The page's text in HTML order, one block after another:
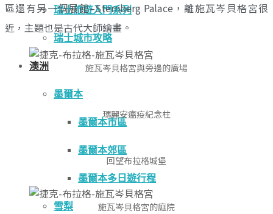
瑞士旅遊入門系列
瑞士城市攻略
澳洲
墨爾本
墨爾本市區
墨爾本郊區
墨爾本多日遊行程
雪梨
區還有另一個展館–Sternberg Palace，離施瓦岑貝格宮很
近，主題也是古代大師繪畫。
施瓦岑貝格宮與旁邊的廣場
瑪麗安瘟疫紀念柱
回望布拉格城堡
施瓦岑貝格宮的庭院